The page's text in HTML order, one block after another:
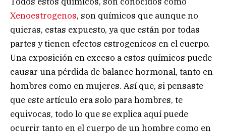
Xenoestrogenos, son químicos que aunque no
quieras, estas expuesto, ya que están por todas
partes y tienen efectos estrogenicos en el cuerpo.
Una exposición en exceso a estos químicos puede
causar una pérdida de balance hormonal, tanto en
hombres como en mujeres. Así que, si pensaste
que este artículo era solo para hombres, te
equivocas, todo lo que se explica aquí puede
ocurrir tanto en el cuerpo de un hombre como en